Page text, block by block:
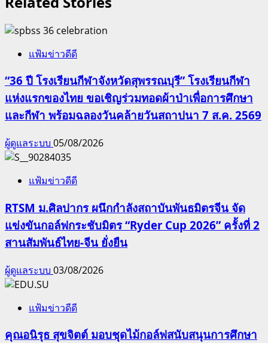
แฟ้มข่าวดีดี
“36 ปี โรงเรียนกีฬาจังหวัดสุพรรณบุรี” โรงเรียนกีฬา
แห่งแรกของไทย ขอเชิญร่วมทอดผ้าป่าเพื่อการศึกษา
และกีฬา พร้อมฉลองวันคล้ายวันสถาปนา 7 ส.ค. 2569
ผู้ดูแลระบบ 05/08/2026
แฟ้มข่าวดีดี
RTSM ม.ศิลปากร ผนึกกำลังสถาบันพันธมิตรจีน จัด
แข่งขันกอล์ฟกระชับมิตร “Ryder Cup 2026” ครั้งที่ 2
สานสัมพันธ์ไทย-จีน ยั่งยืน
ผู้ดูแลระบบ 03/08/2026
แฟ้มข่าวดีดี
คุณอนิรุธ สุขจิตต์ มอบชุดไม้กอล์ฟสนับสนุนการศึกษา